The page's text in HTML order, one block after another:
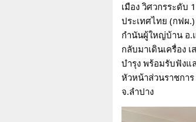
เมือง วิศวกรระดับ
ประเทศไทย (กฟผ
กำนันผู้ใหญ่บ้าน อ.
กลับมาเดินเครื่อง
บำรุง พร้อมรับฟังแ
หัวหน้าส่วนราชกา
จ.ลำปาง